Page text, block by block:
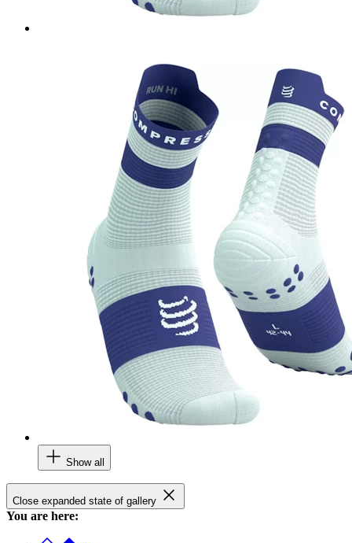
Show all
Close expanded state of gallery
You are here: